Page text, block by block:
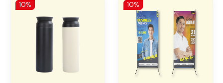
10% 10%